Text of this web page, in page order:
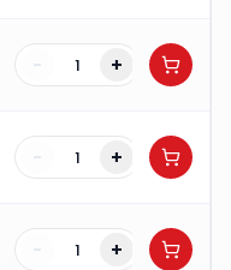
- +
- +
- +